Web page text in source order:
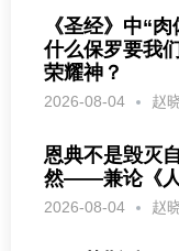
《圣经》中“
什么保罗要我
荣耀神？
2026-08-04 赵
恩典不是毁灭
然——兼论《人
2026-08-04 赵